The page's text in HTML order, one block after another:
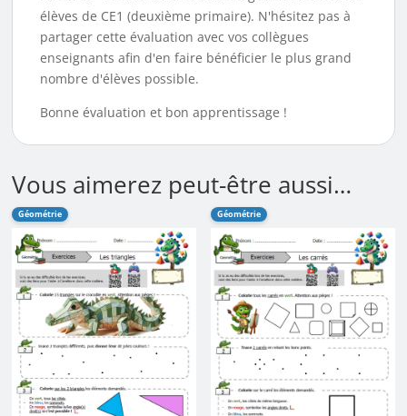
élèves de CE1 (deuxième primaire). N'hésitez pas à
partager cette évaluation avec vos collègues
enseignants afin d'en faire bénéficier le plus grand
nombre d'élèves possible.
Bonne évaluation et bon apprentissage !
Vous aimerez peut-être aussi…
Géométrie Géométrie